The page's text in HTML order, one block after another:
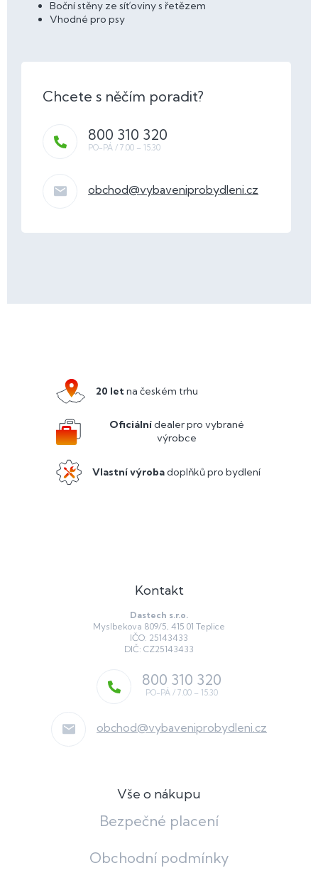
Boční stěny ze síťoviny s řetězem
Vhodné pro psy
obchod@vybaveniprobydleni.cz
800 310 320
20 letna českém trhu
Oficiálnídealer pro vybrané
výrobce
Vlastní výrobadoplňků pro bydlení
Kontakt
Dastech s.r.o.
Myslbekova 809/5, 415 01 Teplice
IČO: 25143433
DIČ: CZ25143433
obchod@vybaveniprobydleni.cz
800 310 320
Vše o nákupu
Bezpečné placení
Obchodní podmínky